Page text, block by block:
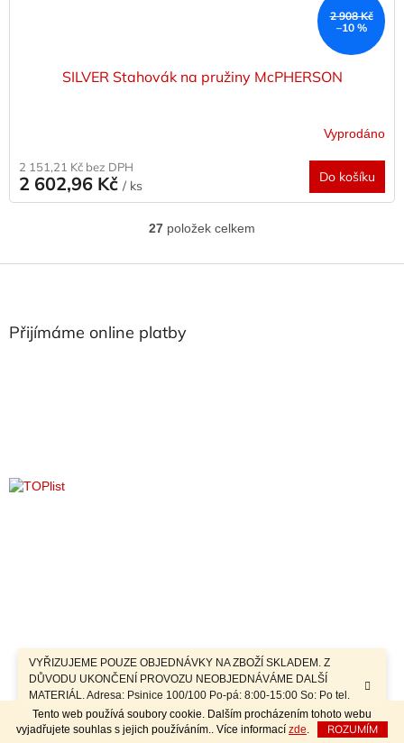
Tento web používá soubory cookie. Dalším procházením tohoto webu
vyjadřujete souhlas s jejich používáním.. Více informací zde ROZUMÍM
VYŘIZUJEME POUZE OBJEDNÁVKY NA ZBOŽÍ SKLADEM. Z
DŮVODU UKONČENÍ PROVOZU NEOBJEDNÁVÁME DALŠÍ
MATERIÁL. Adresa: Psinice 100/100 Po-pá: 8:00-15:00 So: Po tel.
dohodě Sobotní prodej a závozy materiálu po telefonické dohodě.
2 908 Kč
–10 %
SILVER Stahovák na pružiny McPHERSON
Vyprodáno
2 151,21 Kč bez DPH
2 602,96 Kč / ks
Do košíku
O
l
27 položek celkem
Přijímáme online platby